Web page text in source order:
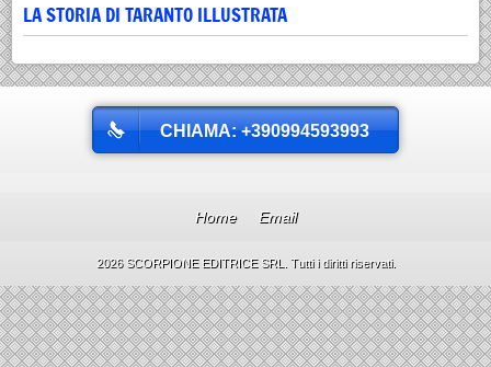
LA STORIA DI TARANTO ILLUSTRATA
CHIAMA: +390994593993
Home Email
2026 SCORPIONE EDITRICE SRL. Tutti i diritti riservati.